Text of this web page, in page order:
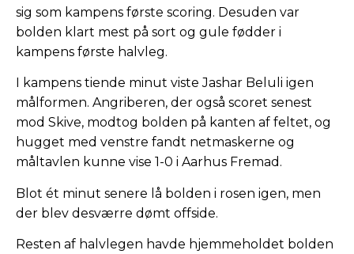
sig som kampens første scoring. Desuden var
bolden klart mest på sort og gule fødder i
kampens første halvleg.
I kampens tiende minut viste Jashar Beluli igen
målformen. Angriberen, der også scoret senest
mod Skive, modtog bolden på kanten af feltet, og
hugget med venstre fandt netmaskerne og
måltavlen kunne vise 1-0 i Aarhus Fremad.
Blot ét minut senere lå bolden i rosen igen, men
der blev desværre dømt offside.
Resten af halvlegen havde hjemmeholdet bolden